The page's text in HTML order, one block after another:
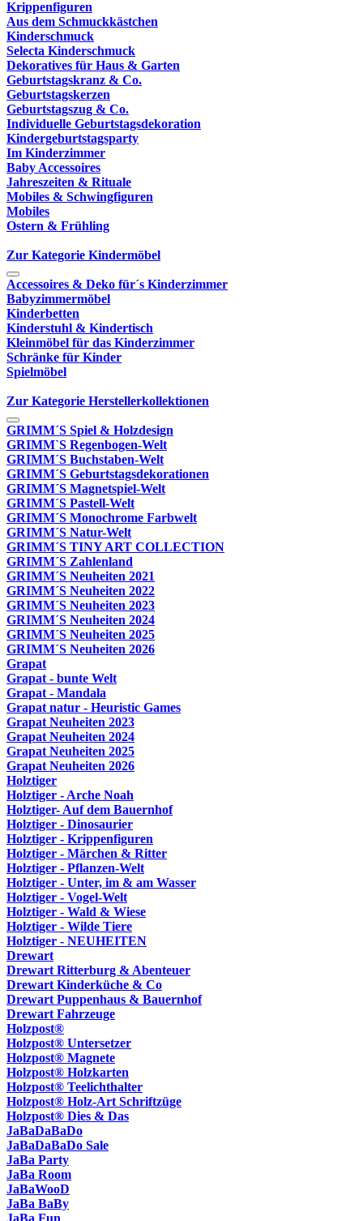
Krippenfiguren
Aus dem Schmuckkästchen
Kinderschmuck
Selecta Kinderschmuck
Dekoratives für Haus & Garten
Geburtstagskranz & Co.
Geburtstagskerzen
Geburtstagszug & Co.
Individuelle Geburtstagsdekoration
Kindergeburtstagsparty
Im Kinderzimmer
Baby Accessoires
Jahreszeiten & Rituale
Mobiles & Schwingfiguren
Mobiles
Ostern & Frühling
Zur Kategorie Kindermöbel
Accessoires & Deko für´s Kinderzimmer
Babyzimmermöbel
Kinderbetten
Kinderstuhl & Kindertisch
Kleinmöbel für das Kinderzimmer
Schränke für Kinder
Spielmöbel
Zur Kategorie Herstellerkollektionen
GRIMM´S Spiel & Holzdesign
GRIMM`S Regenbogen-Welt
GRIMM´S Buchstaben-Welt
GRIMM´S Geburtstagsdekorationen
GRIMM´S Magnetspiel-Welt
GRIMM´S Pastell-Welt
GRIMM´S Monochrome Farbwelt
GRIMM´S Natur-Welt
GRIMM´S TINY ART COLLECTION
GRIMM´S Zahlenland
GRIMM´S Neuheiten 2021
GRIMM´S Neuheiten 2022
GRIMM´S Neuheiten 2023
GRIMM´S Neuheiten 2024
GRIMM´S Neuheiten 2025
GRIMM´S Neuheiten 2026
Grapat
Grapat - bunte Welt
Grapat - Mandala
Grapat natur - Heuristic Games
Grapat Neuheiten 2023
Grapat Neuheiten 2024
Grapat Neuheiten 2025
Grapat Neuheiten 2026
Holztiger
Holztiger - Arche Noah
Holztiger- Auf dem Bauernhof
Holztiger - Dinosaurier
Holztiger - Krippenfiguren
Holztiger - Märchen & Ritter
Holztiger - Pflanzen-Welt
Holztiger - Unter, im & am Wasser
Holztiger - Vogel-Welt
Holztiger - Wald & Wiese
Holztiger - Wilde Tiere
Holztiger - NEUHEITEN
Drewart
Drewart Ritterburg & Abenteuer
Drewart Kinderküche & Co
Drewart Puppenhaus & Bauernhof
Drewart Fahrzeuge
Holzpost®
Holzpost® Untersetzer
Holzpost® Magnete
Holzpost® Holzkarten
Holzpost® Teelichthalter
Holzpost® Holz-Art Schriftzüge
Holzpost® Dies & Das
JaBaDaBaDo
JaBaDaBaDo Sale
JaBa Party
JaBa Room
JaBaWooD
JaBa BaBy
JaBa Fun